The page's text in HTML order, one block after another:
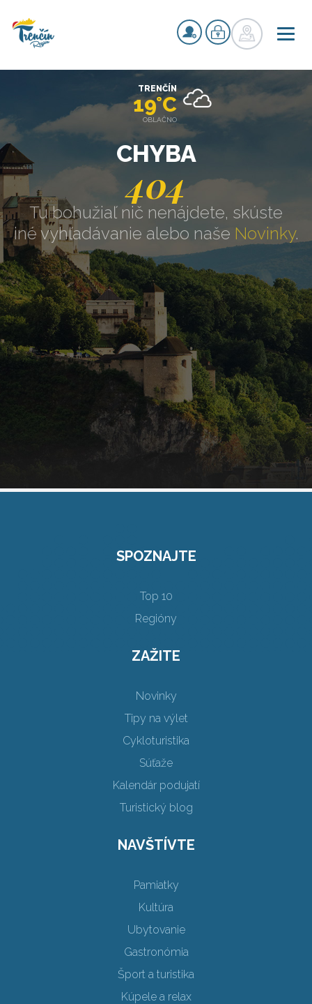
CHYBA
404
Tu bohužiaľ nič nenájdete, skúste
iné vyhľadávanie alebo naše Novinky.
TRENČÍN
19°C
OBLAČNO
SPOZNAJTE
Top 10
Regióny
ZAŽITE
Novinky
Tipy na výlet
Cykloturistika
Súťaže
Kalendár podujatí
Turistický blog
NAVŠTÍVTE
Pamiatky
Kultúra
Ubytovanie
Gastronómia
Šport a turistika
Kúpele a relax